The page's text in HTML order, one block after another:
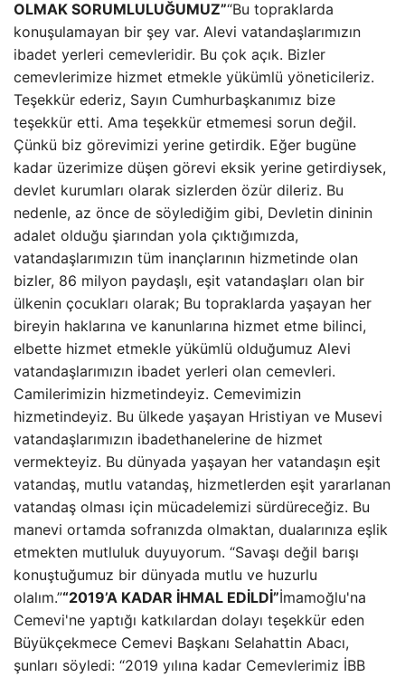
OLMAK SORUMLULUĞUMUZ”“Bu topraklarda
konuşulamayan bir şey var. Alevi vatandaşlarımızın
ibadet yerleri cemevleridir. Bu çok açık. Bizler
cemevlerimize hizmet etmekle yükümlü yöneticileriz.
Teşekkür ederiz, Sayın Cumhurbaşkanımız bize
teşekkür etti. Ama teşekkür etmemesi sorun değil.
Çünkü biz görevimizi yerine getirdik. Eğer bugüne
kadar üzerimize düşen görevi eksik yerine getirdiysek,
devlet kurumları olarak sizlerden özür dileriz. Bu
nedenle, az önce de söylediğim gibi, Devletin dininin
adalet olduğu şiarından yola çıktığımızda,
vatandaşlarımızın tüm inançlarının hizmetinde olan
bizler, 86 milyon paydaşlı, eşit vatandaşları olan bir
ülkenin çocukları olarak; Bu topraklarda yaşayan her
bireyin haklarına ve kanunlarına hizmet etme bilinci,
elbette hizmet etmekle yükümlü olduğumuz Alevi
vatandaşlarımızın ibadet yerleri olan cemevleri.
Camilerimizin hizmetindeyiz. Cemevimizin
hizmetindeyiz. Bu ülkede yaşayan Hristiyan ve Musevi
vatandaşlarımızın ibadethanelerine de hizmet
vermekteyiz. Bu dünyada yaşayan her vatandaşın eşit
vatandaş, mutlu vatandaş, hizmetlerden eşit yararlanan
vatandaş olması için mücadelemizi sürdüreceğiz. Bu
manevi ortamda sofranızda olmaktan, dualarınıza eşlik
etmekten mutluluk duyuyorum. “Savaşı değil barışı
konuştuğumuz bir dünyada mutlu ve huzurlu
olalım.”“2019’A KADAR İHMAL EDİLDİ”İmamoğlu'na
Cemevi'ne yaptığı katkılardan dolayı teşekkür eden
Büyükçekmece Cemevi Başkanı Selahattin Abacı,
şunları söyledi: “2019 yılına kadar Cemevlerimiz İBB